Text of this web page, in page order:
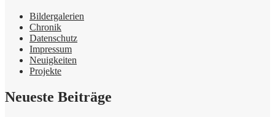
Bildergalerien
Chronik
Datenschutz
Impressum
Neuigkeiten
Projekte
Neueste Beiträge